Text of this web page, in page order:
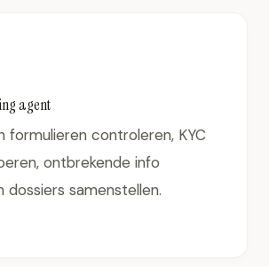
agent
formulieren controleren, KYC
ontbrekende info
dossiers samenstellen.